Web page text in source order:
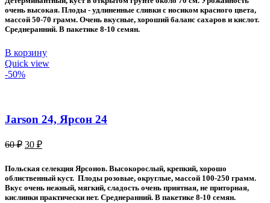
60 ₽.
очень высокая. Плоды - удлиненные сливки с носиком красного цвета,
массой 50-70 грамм. Очень вкусные, хороший баланс сахаров и кислот.
Среднеранний. В пакетике 8-10 семян.
В корзину
Quick view
-50%
Jarson 24, Ярсон 24
60₽ Первоначальная
60 ₽.
30 ₽Текущая
30 ₽.
Польская селекция Ярсонов. Высокорослый, крепкий, хорошо
облиственный куст. Плоды розовые, округлые, массой 100-250 грамм.
Вкус очень нежный, мягкий, сладость очень приятная, не приторная,
кислинки практически нет. Среднеранний. В пакетике 8-10 семян.